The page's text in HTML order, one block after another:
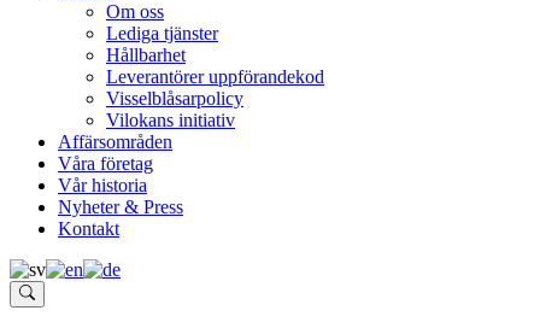
Om oss
Lediga tjänster
Hållbarhet
Leverantörer uppförandekod
Visselblåsarpolicy
Vilokans initiativ
Affärsområden
Våra företag
Vår historia
Nyheter & Press
Kontakt